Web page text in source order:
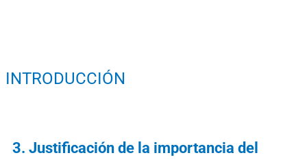
INTRODUCCIÓN
3. Justificación de la importancia del